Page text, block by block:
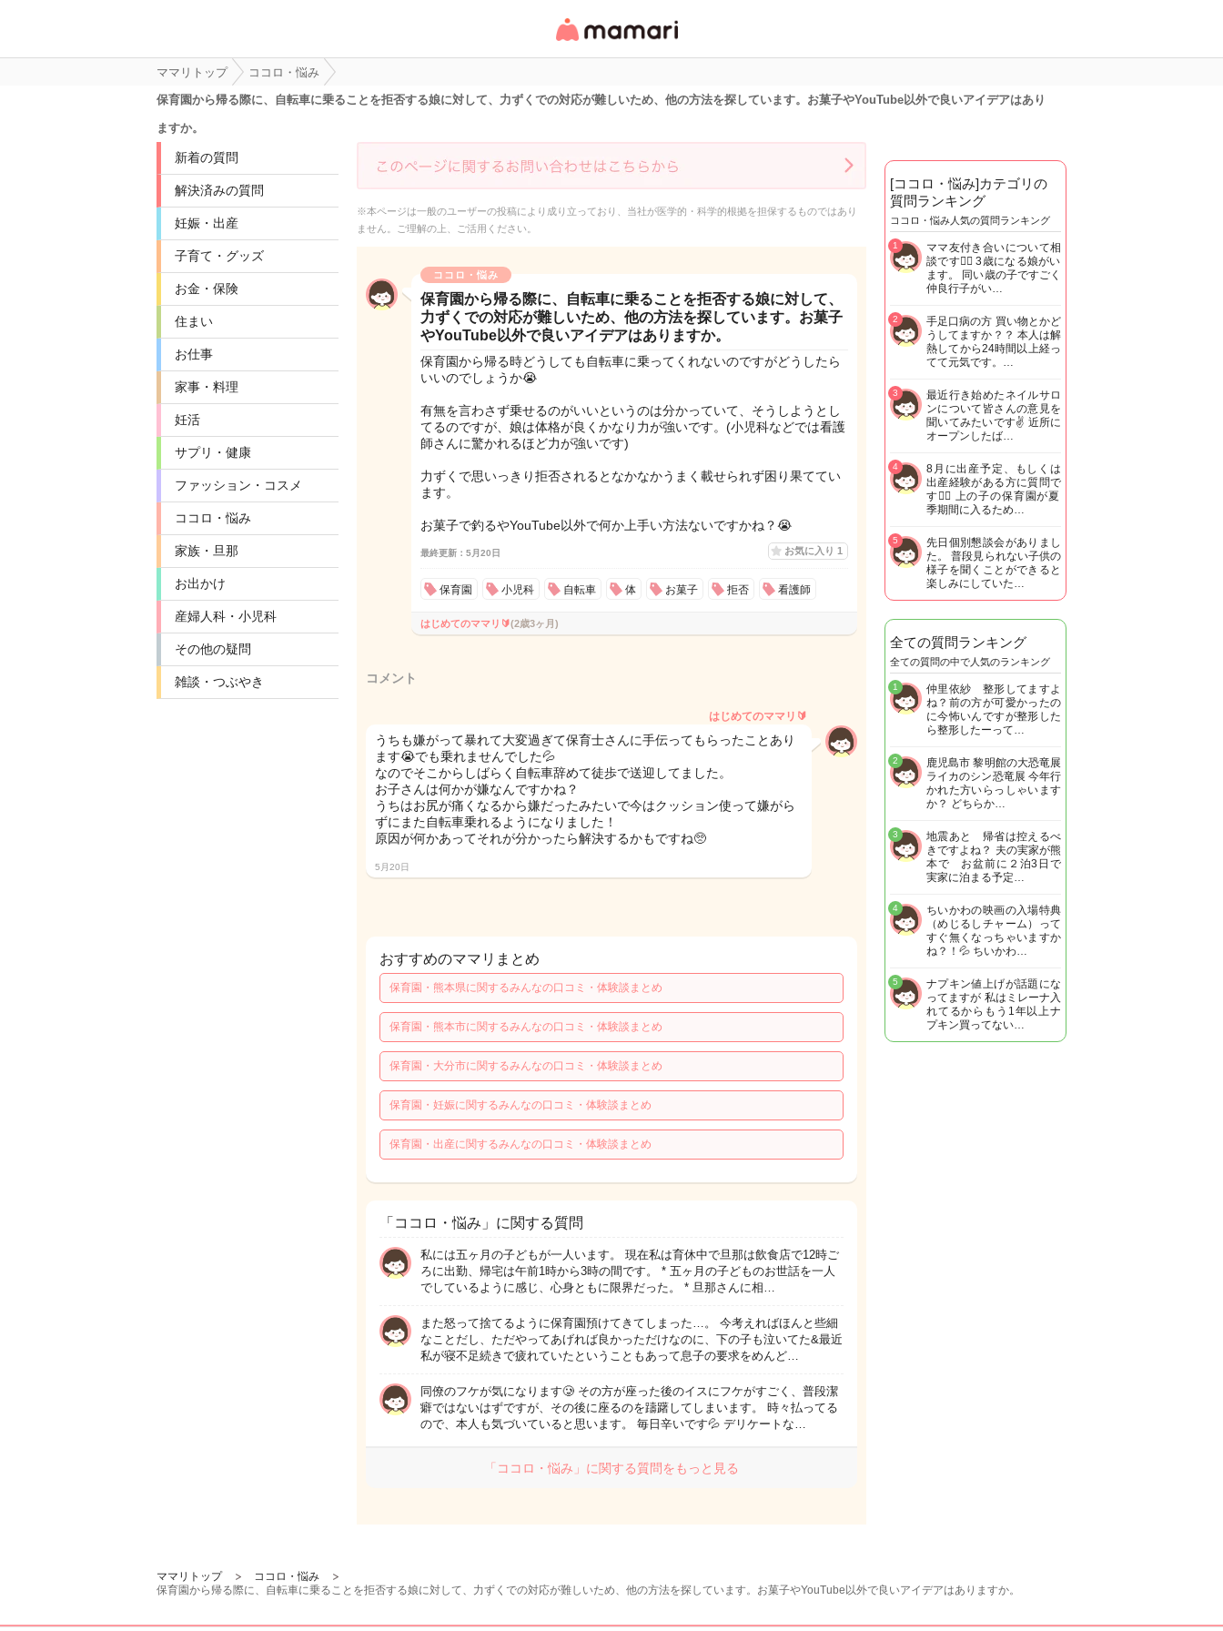
リ・情報サイト
ママリトップ
ココロ・悩み
保育園から帰る際に、自転車に乗ることを拒否する娘に対して、力ずくでの対応が難しいため、他の方法を探しています。お菓子やYouTube以外で良いアイデアはあり
ますか。
新着の質問
解決済みの質問
妊娠・出産
子育て・グッズ
お金・保険
住まい
お仕事
家事・料理
妊活
サプリ・健康
ファッション・コスメ
ココロ・悩み
家族・旦那
お出かけ
産婦人科・小児科
その他の疑問
雑談・つぶやき
※本ページは一般のユーザーの投稿により成り立っており、当社が医学的・科学的根拠を担保するものではあり
ません。ご理解の上、ご活用ください。
ココロ・悩み
保育園から帰る際に、自転車に乗ることを拒否する娘に対して、
力ずくでの対応が難しいため、他の方法を探しています。お菓子
やYouTube以外で良いアイデアはありますか。
保育園から帰る時どうしても自転車に乗ってくれないのですがどうしたら
いいのでしょうか😭
有無を言わさず乗せるのがいいというのは分かっていて、そうしようとし
てるのですが、娘は体格が良くかなり力が強いです。(小児科などでは看護
師さんに驚かれるほど力が強いです)
力ずくで思いっきり拒否されるとなかなかうまく載せられず困り果ててい
ます。
お菓子で釣るやYouTube以外で何か上手い方法ないですかね？😭
最終更新：5月20日 お気に入り 1
保育園 小児科 自転車 体 お菓子 拒否 看護師
はじめてのママリ🔰(2歳3ヶ月)
コメント
はじめてのママリ🔰
うちも嫌がって暴れて大変過ぎて保育士さんに手伝ってもらったことあり
ます😭でも乗れませんでした💦
なのでそこからしばらく自転車辞めて徒歩で送迎してました。
お子さんは何かが嫌なんですかね？
うちはお尻が痛くなるから嫌だったみたいで今はクッション使って嫌がら
ずにまた自転車乗れるようになりました！
原因が何かあってそれが分かったら解決するかもですね🥺
5月20日
おすすめのママリまとめ
保育園・熊本県に関するみんなの口コミ・体験談まとめ
保育園・熊本市に関するみんなの口コミ・体験談まとめ
保育園・大分市に関するみんなの口コミ・体験談まとめ
保育園・妊娠に関するみんなの口コミ・体験談まとめ
保育園・出産に関するみんなの口コミ・体験談まとめ
「ココロ・悩み」に関する質問
私には五ヶ月の子どもが一人います。 現在私は育休中で旦那は飲食店で12時ご
ろに出勤、帰宅は午前1時から3時の間です。 * 五ヶ月の子どものお世話を一人
でしているように感じ、心身ともに限界だった。 * 旦那さんに相…
また怒って捨てるように保育園預けてきてしまった…。 今考えればほんと些細
なことだし、ただやってあげれば良かっただけなのに、下の子も泣いてた&最近
私が寝不足続きで疲れていたということもあって息子の要求をめんど…
同僚のフケが気になります🥲 その方が座った後のイスにフケがすごく、普段潔
癖ではないはずですが、その後に座るのを躊躇してしまいます。 時々払ってる
ので、本人も気づいていると思います。 毎日辛いです💦 デリケートな…
「ココロ・悩み」に関する質問をもっと見る
[ココロ・悩み]カテゴリの
質問ランキング
ココロ・悩み人気の質問ランキング
ママ友付き合いについて相
談です🙇‍♂️ 3歳になる娘がい
ます。 同い歳の子ですごく
仲良行子がい…
1
手足口病の方 買い物とかど
うしてますか？？ 本人は解
熱してから24時間以上経っ
てて元気です。…
2
最近行き始めたネイルサロ
ンについて皆さんの意見を
聞いてみたいです✌️ 近所に
オープンしたば…
3
8月に出産予定、もしくは
出産経験がある方に質問で
す🙋‍♀️ 上の子の保育園が夏
季期間に入るため…
4
先日個別懇談会がありまし
た。 普段見られない子供の
様子を聞くことができると
楽しみにしていた…
5
全ての質問ランキング
全ての質問の中で人気のランキング
仲里依紗 整形してますよ
ね？前の方が可愛かったの
に今怖いんですが整形した
ら整形したーって…
1
鹿児島市 黎明館の大恐竜展
ライカのシン恐竜展 今年行
かれた方いらっしゃいます
か？ どちらか…
2
地震あと 帰省は控えるべ
きですよね？ 夫の実家が熊
本で お盆前に２泊3日で
実家に泊まる予定…
3
ちいかわの映画の入場特典
（めじるしチャーム）って
すぐ無くなっちゃいますか
ね？！💦 ちいかわ…
4
ナプキン値上げが話題にな
ってますが 私はミレーナ入
れてるからもう1年以上ナ
プキン買ってない…
5
ママリトップ
ココロ・悩み
保育園から帰る際に、自転車に乗ることを拒否する娘に対して、力ずくでの対応が難しいため、他の方法を探しています。お菓子やYouTube以外で良いアイデアはありますか。